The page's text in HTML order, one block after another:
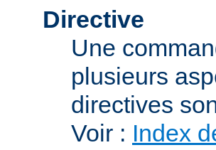
Directive
Une
plusieurs
directives
Voir : Index